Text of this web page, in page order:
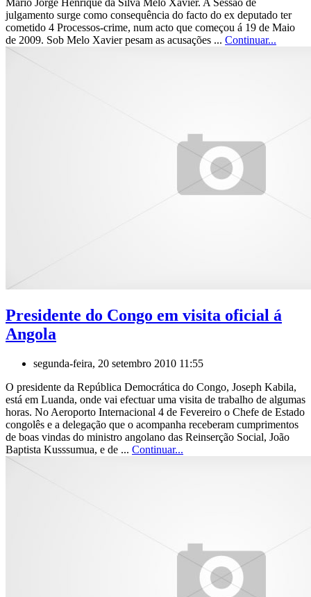
julgamento surge como consequência do facto do ex deputado ter
cometido 4 Processos-crime, num acto que começou á 19 de Maio
de 2009. Sob Melo Xavier pesam as acusações ... Continuar...
Presidente do Congo em visita oficial á
Angola
segunda-feira, 20 setembro 2010 11:55
O presidente da República Democrática do Congo, Joseph Kabila,
está em Luanda, onde vai efectuar uma visita de trabalho de algumas
horas. No Aeroporto Internacional 4 de Fevereiro o Chefe de Estado
congolês e a delegação que o acompanha receberam cumprimentos
de boas vindas do ministro angolano das Reinserção Social, João
Baptista Kusssumua, e de ... Continuar...